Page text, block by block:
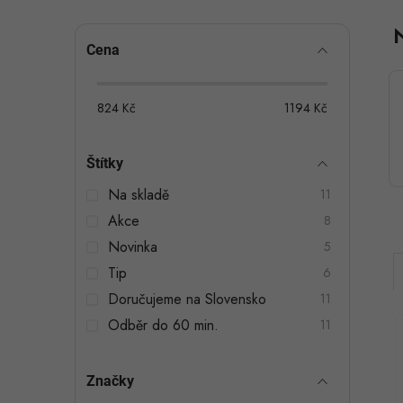
P
a
Cena
824 Kč 1194 Kč
Štítky
Na skladě 11
Akce 8
Novinka 5
Tip 6
Doručujeme na Slovensko 11
Odběr do 60 min. 11
Značky